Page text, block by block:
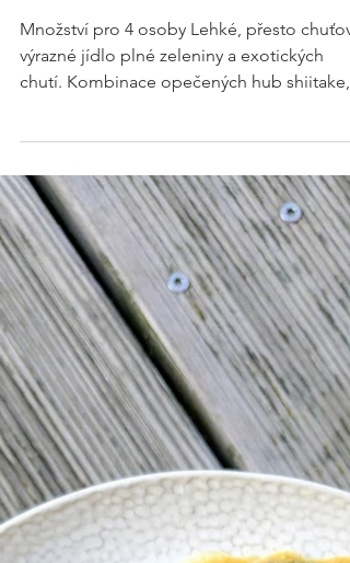
RECEPTY
Sambal oelek
chutí. Kombinace opečených hub shiitake,
sladké dýně, křupavé mrkve a pikantního
indonéské pasty sambal oelek vás přenese
do Asie. Perfektní volba pro začátek roku
plného předsevzetí jíst lehčeji, méně lepku,
naučit se nové recepty, používat víc
surovin... Pasta sambal oelek Celý následující
krok můžete přeskočit, pokud koupíte tuto
čili pastu hotovou. Pro úplnost ale uvádím.
uve